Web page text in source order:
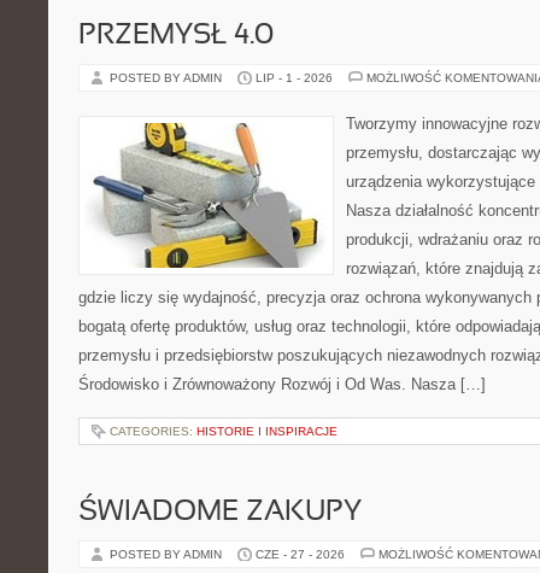
PRZEMYSŁ 4.0
POSTED BY ADMIN LIP - 1 - 2026 MOŻLIWOŚĆ
Tworzymy innowacyjne
przemysłu, dostarczając
urządzenia
Nasza działalność
produkcji, wdrażaniu oraz
rozwiązań, które znajdują
gdzie liczy się wydajność, precyzja oraz ochrona wykonywanych
bogatą ofertę produktów, usług oraz technologii, które
przemysłu i przedsiębiorstw poszukujących niezawodnych
Środowisko i Zrównoważony Rozwój i Od Was. Nasza […]
CATEGORIES: HISTORIE I INSPIRACJE
ŚWIADOME ZAKUPY
POSTED BY ADMIN CZE - 27 - 2026 MOŻLIWOŚĆ